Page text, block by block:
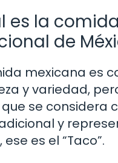
es la
de
mexicana es
y variedad,
se considera
y
ese es el “Taco”.